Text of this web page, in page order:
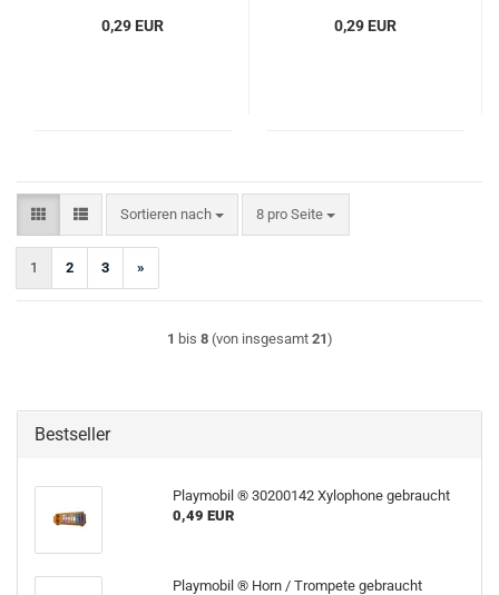
0,29 EUR 0,29 EUR
Sortieren nach
Sortieren nach 8 pro Seite
pro Seite
1 2 3 »
1 bis 8(von insgesamt 21)
Bestseller
Playmobil ® 30200142 Xylophone gebraucht
0,49 EUR
Playmobil ® Horn / Trompete gebraucht